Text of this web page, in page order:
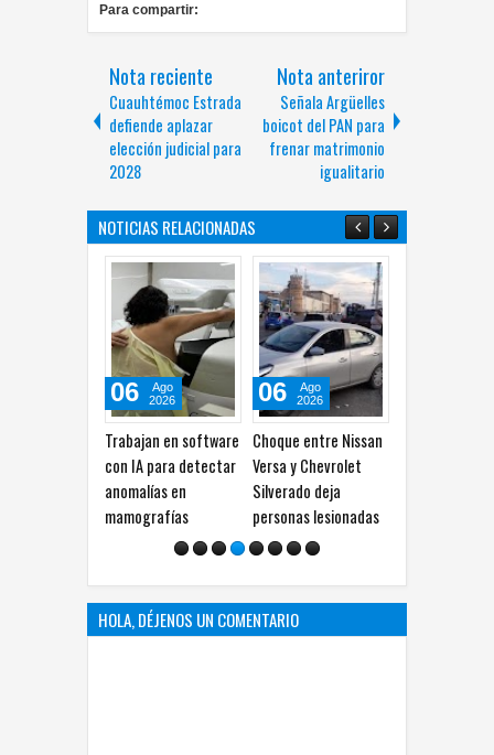
Para compartir:
Nota reciente
Cuauhtémoc Estrada
defiende aplazar
elección judicial para
2028
Nota anteriror
Señala Argüelles
boicot del PAN para
frenar matrimonio
igualitario
NOTICIAS RELACIONADAS
Trabajan en software
con IA para detectar
anomalías en
mamografías
Ago
2026
Choque entre Nissan
Versa y Chevrolet
Silverado deja
personas lesionadas
06
Ago
2026
Localizan sin vida a
de León
06
HOLA, DÉJENOS UN COMENTARIO